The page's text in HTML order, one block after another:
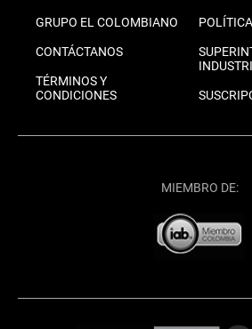
GRUPO EL COLOMBIANO
CONTÁCTANOS
TÉRMINOS Y
CONDICIONES
MIEMBRO DE: